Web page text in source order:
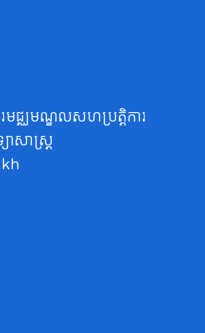
មជ្ឈមណ្ឌលសហប្រត្តិការ
ាសាស្ត្រ